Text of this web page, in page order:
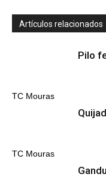
Artículos relacionados
TC Mouras
Pilo
TC Mouras